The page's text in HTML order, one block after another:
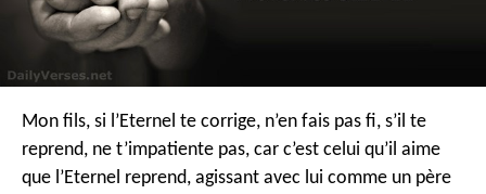
Mon fils, si l’Eternel te corrige, n’en fais pas fi, s’il te
reprend, ne t’impatiente pas, car c’est celui qu’il aime
que l’Eternel reprend, agissant avec lui comme un père